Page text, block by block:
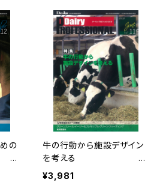
の
牛の行動から施設デザイン
を考える
Dairy PROF
ESSIONAL Vol.11
¥3,981